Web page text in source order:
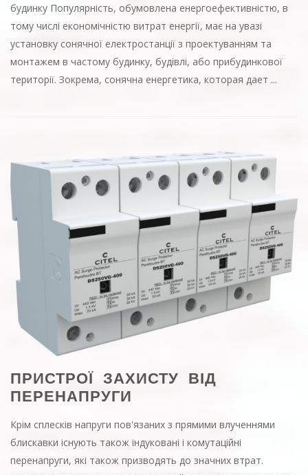
будинку Популярність, обумовлена ​​енергоефективністю, в
тому числі економічністю витрат енергії, має на увазі
установку сонячної електростанції з проектуванням та
монтажем в частому будинку, будівлі, або прибудинкової
території. Зокрема, сонячна енергетика, которая дает ...
ПРИСТРОЇ ЗАХИСТУ ВІД
ПЕРЕНАПРУГИ
Крім сплесків напруги пов'язаних з прямими влученнями
блискавки існують також індуковані і комутаційні
перенапруги, які також призводять до значних втрат.